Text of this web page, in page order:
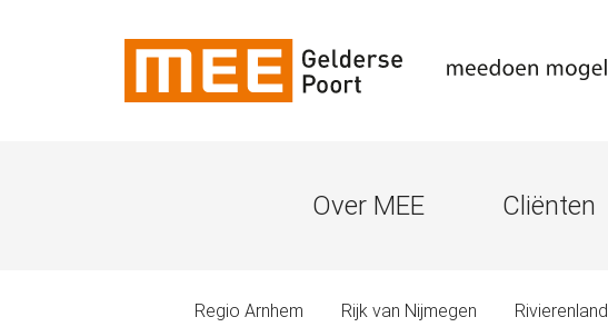
Over MEE Cliënten
Regio Arnhem Rijk van Nijmegen Rivierenland